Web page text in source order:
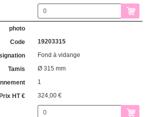
19203315
Fond à vidange
Ø 315 mm
1
324,00 €